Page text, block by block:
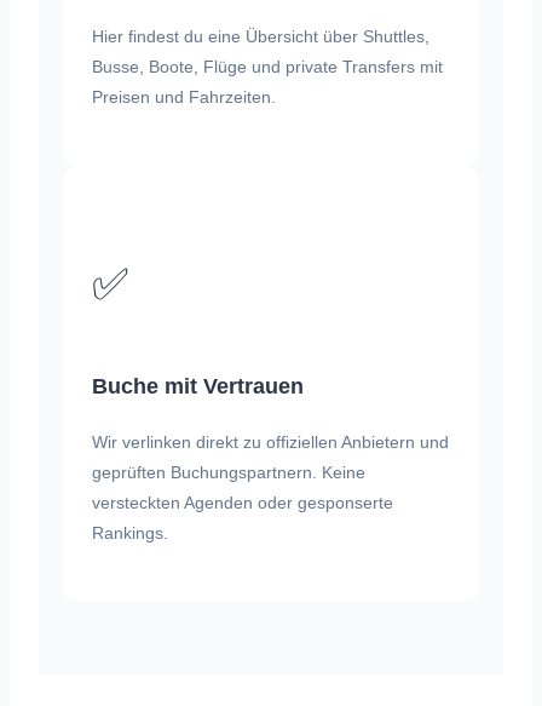
Hier findest du eine Übersicht über Shuttles,
Busse, Boote, Flüge und private Transfers mit
Preisen und Fahrzeiten.
✅
Buche mit Vertrauen
Wir verlinken direkt zu offiziellen Anbietern und
geprüften Buchungspartnern. Keine
versteckten Agenden oder gesponserte
Rankings.